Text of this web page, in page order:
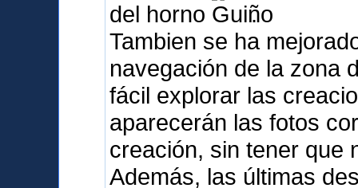
del horno
.
Tambien se ha
navegación de la zona
fácil explorar las
aparecerán las fotos
creación, sin tener que
Además, las últimas